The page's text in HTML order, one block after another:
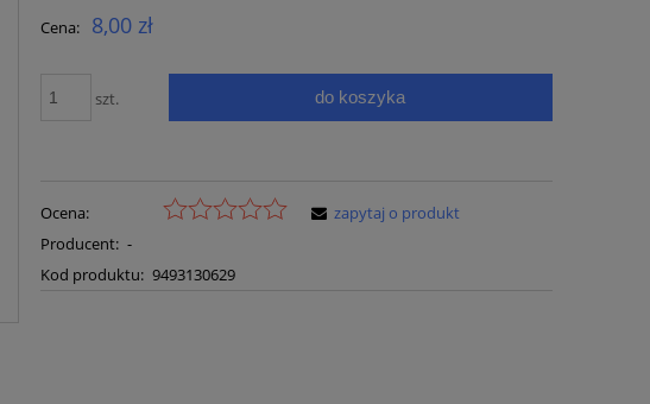
płatności
Cena: 8,00 zł
szt. do koszyka
Ocena:
Producent: -
Kod produktu: 9493130629
zapytaj o produkt